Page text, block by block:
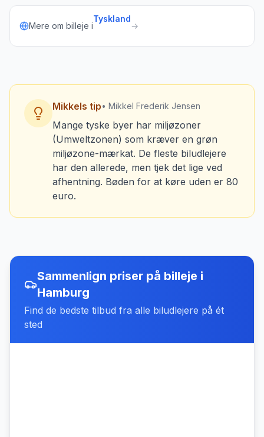
Mere om billeje i
Tyskland
→
Mikkels tip• Mikkel Frederik Jensen
Mange tyske byer har miljøzoner
(Umweltzonen) som kræver en grøn
miljøzone-mærkat. De fleste biludlejere
har den allerede, men tjek det lige ved
afhentning. Bøden for at køre uden er 80
euro.
Sammenlign priser på billeje i
Hamburg
Find de bedste tilbud fra alle biludlejere på ét
sted